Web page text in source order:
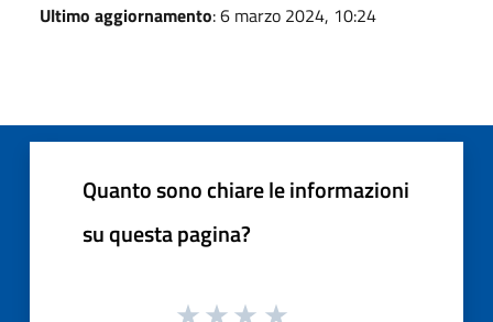
Ultimo aggiornamento: 6 marzo 2024, 10:24
Quanto sono chiare le informazioni
su questa pagina?